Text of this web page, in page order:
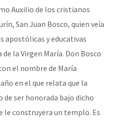
Auxilio de los cristianos
San Juan Bosco, quien veía
apostólicas y educativas
la Virgen María. Don Bosco
el nombre de María
en el que relata que la
de ser honorada bajo dicho
le construyera un templo. Es